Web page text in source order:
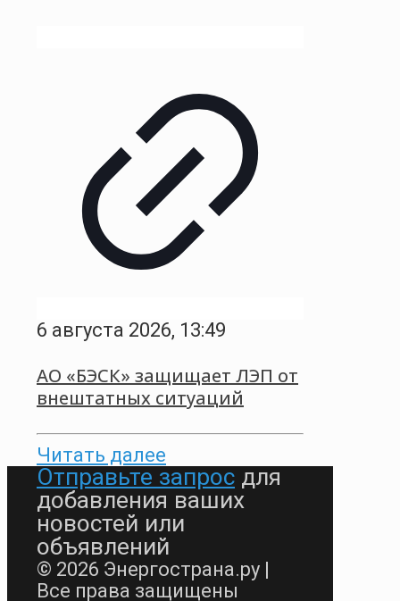
6 августа 2026, 13:49
АО «БЭСК» защищает ЛЭП от
внештатных ситуаций
Читать далее
Отправьте запрос для
добавления ваших
новостей или
объявлений
© 2026 Энергострана.ру |
Все права защищены